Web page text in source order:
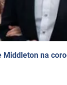
Middleton na